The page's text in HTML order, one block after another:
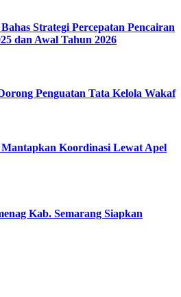
Strategi Percepatan Pencairan
dan Awal Tahun 2026
Penguatan Tata Kelola Wakaf
Mantapkan Koordinasi Lewat Apel
Kab. Semarang Siapkan